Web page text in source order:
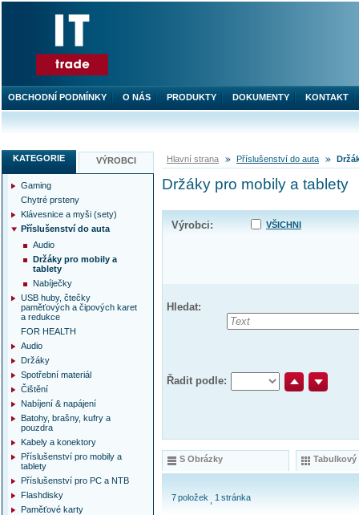
Hlavní strana Příslušenství do auta
Držáky pro mobily a tablety
Výrobci: VŠICHNI
Hledat:
Řadit podle:
S Obrázky Tabulkový
7položek 1 stránka
KATEGORIE VÝROBCI
Gaming
Chytré prsteny
Klávesnice a myši (sety)
Příslušenství do auta
Audio
Držáky pro mobily a
tablety
Nabíječky
USB huby, čtečky
paměťových a čipových karet
a redukce
FOR HEALTH
Audio
Držáky
Spotřební materiál
Čištění
Nabíjení & napájení
Batohy, brašny, kufry a
pouzdra
Kabely a konektory
Příslušenství pro mobily a
tablety
Příslušenství pro PC a NTB
Flashdisky
Paměťové karty
OBCHODNÍ PODMÍNKY O NÁS PRODUKTY DOKUMENTY KONTAKT